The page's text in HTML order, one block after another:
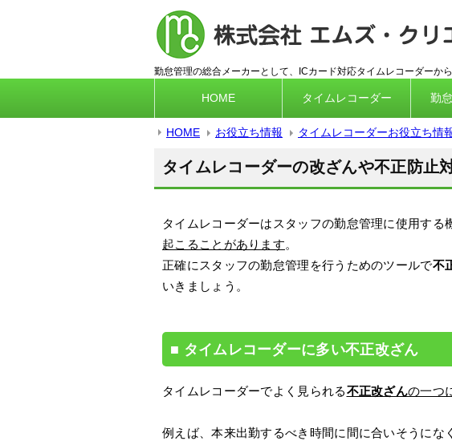
勤怠管理の総合メーカーとして、ICカード対応タイムレコーダーか
HOME タイムレコーダー 勤
HOME お役立ち情報 タイムレコーダーお役立ち情
タイムレコーダーの改ざんや不正防止
タイムレコーダーはスタッフの勤怠管理に使用する
起こることがあります。
正確にスタッフの勤怠管理を行うためのツールで不
いきましょう。
タイムレコーダーに多い不正改ざん
タイムレコーダーでよく見られる不正改ざんの一つ
例えば、本来出勤するべき時間に間に合いそうに